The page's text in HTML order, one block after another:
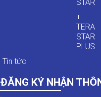
STAR
+
TERA
STAR
PLUS
Tin tức
ĐĂNG KÝ NHẬN